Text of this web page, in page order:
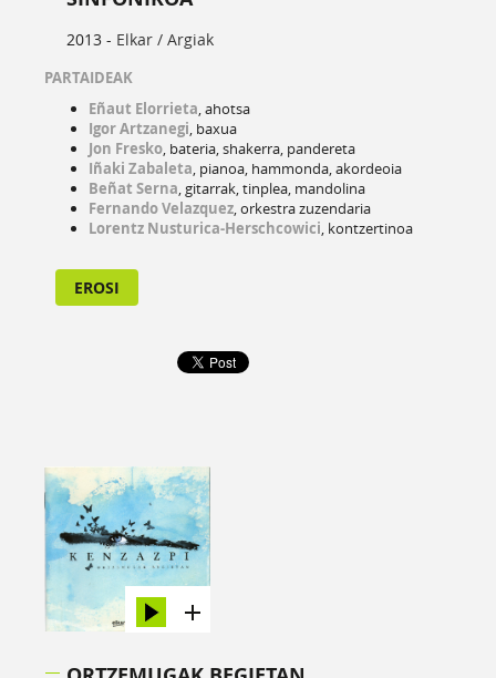
2013 - Elkar / Argiak
PARTAIDEAK
Eñaut Elorrieta, ahotsa
Igor Artzanegi, baxua
Jon Fresko, bateria, shakerra, pandereta
Iñaki Zabaleta, pianoa, hammonda, akordeoia
Beñat Serna, gitarrak, tinplea, mandolina
Fernando Velazquez, orkestra zuzendaria
Lorentz Nusturica-Herschcowici, kontzertinoa
EROSI